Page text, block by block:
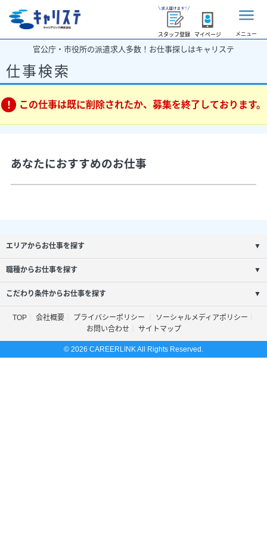
スタッフ登録 マイページ メニュー
官公庁・市役所の派遣求人多数！お仕事探しはキャリステ
仕事検索
この仕事は既に削除されたか、募集を終了しております。
あなたにおすすめのお仕事
エリアからお仕事を探す ▼
職種からお仕事を探す ▼
こだわり条件からお仕事を探す ▼
TOP 会社概要 プライバシーポリシー
ソーシャルメディアポリシー
お問い合わせ
サイトマップ
© 2026 CAREERLINK All Rights Reserved.